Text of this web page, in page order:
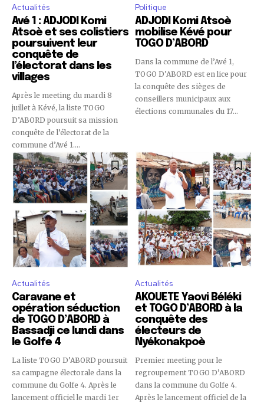
Actualités
Avé 1 : ADJODI Komi
Atsoè et ses colistiers
poursuivent leur
conquête de
l’électorat dans les
villages
Après le meeting du mardi 8
juillet à Kévé, la liste TOGO
D’ABORD poursuit sa mission
conquête de l’électorat de la
commune d’Avé 1....
Politique
ADJODI Komi Atsoè
mobilise Kévé pour
TOGO D’ABORD
Dans la commune de l’Avé 1,
TOGO D’ABORD est en lice pour
la conquête des sièges de
conseillers municipaux aux
élections communales du 17...
Actualités
Caravane et
opération séduction
de TOGO D’ABORD à
Bassadji ce lundi dans
le Golfe 4
La liste TOGO D’ABORD poursuit
sa campagne électorale dans la
commune du Golfe 4. Après le
lancement officiel le mardi 1er
Actualités
AKOUETE Yaovi Béléki
et TOGO D’ABORD à la
conquête des
électeurs de
Nyékonakpoè
Premier meeting pour le
regroupement TOGO D’ABORD
dans la commune du Golfe 4.
Après le lancement officiel de la